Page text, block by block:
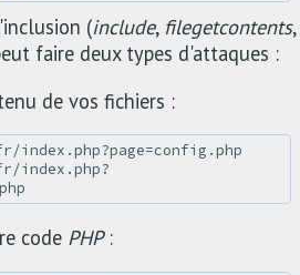
(include, filegetcontents,
faire deux types d'attaques :
de vos fichiers :
index.php?
code PHP: